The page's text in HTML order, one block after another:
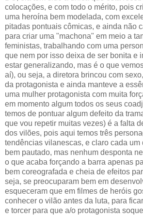
colocações, e com todo o mérito, pois
uma heroína bem modelada, com
pitadas pontuais cômicas, e ainda não
para criar uma "machona" em meio a
feministas, trabalhando com uma
que nem por isso deixa de ser bonita e
estar generalizando, mas é o que
aí), ou seja, a diretora brincou com
da protagonista e ainda manteve a
uma mulher protagonista com muita
em momento algum todos os seus
temos de pontuar algum defeito da
que vou repetir muitas vezes) é a falta
dos vilões, pois aqui temos três
tendências vilanescas, e claro cada um
bem pautado, mas nenhum desponta
o que acaba forçando a barra apenas
bem coreografada e cheia de efeitos
seja, se preocuparam bem em
esqueceram que em filmes de heróis
conhecer o vilão antes da luta, para
e torcer para que a/o protagonista